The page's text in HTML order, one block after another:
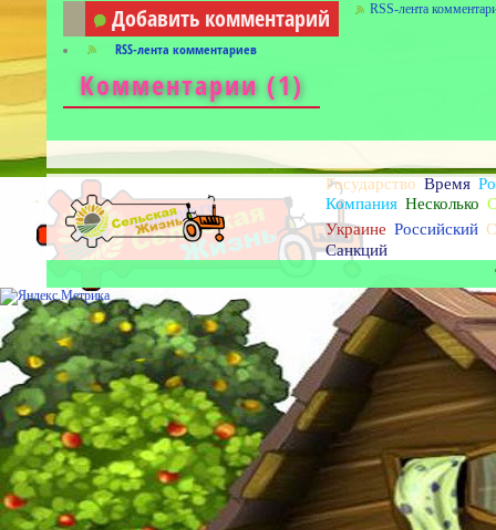
Добавить комментарий RSS-лента
RSS-лента комментариев
Комментарии (1)
Государство Время
Компания Несколько
Украине Российский
Санкций